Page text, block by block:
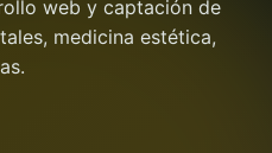
web y captación de
medicina estética,